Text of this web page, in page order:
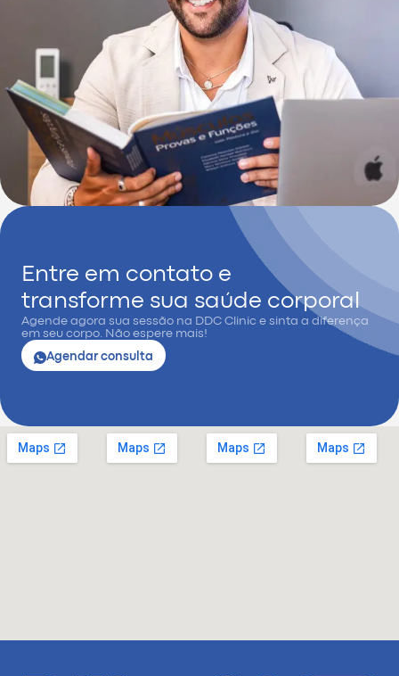
Entre em contato e
transforme sua saúde corporal
Agende agora sua sessão na DDC Clinic e sinta a diferença
em seu corpo. Não espere mais!
Agendar consulta